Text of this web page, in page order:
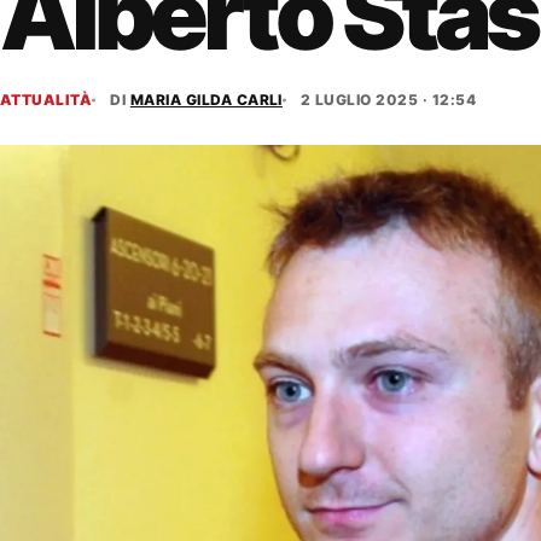
ATTUALITÀ DI MARIA GILDA CARLI 2 LUGLIO 2025 · 12:54